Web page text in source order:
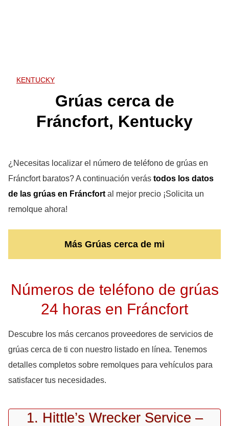
KENTUCKY
Grúas cerca de
Fráncfort, Kentucky
¿Necesitas localizar el número de teléfono de grúas en
Fráncfort baratos? A continuación verás todos los datos
de las grúas en Fráncfort al mejor precio ¡Solicita un
remolque ahora!
Más Grúas cerca de mi
Números de teléfono de grúas
24 horas en Fráncfort
Descubre los más cercanos proveedores de servicios de
grúas cerca de ti con nuestro listado en línea. Tenemos
detalles completos sobre remolques para vehículos para
satisfacer tus necesidades.
1. Hittle’s Wrecker Service –